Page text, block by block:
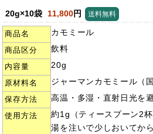
20g×10袋 11,800円 送料無料
商品名 カモミール
商品区分 飲料
内容量 20g
原材料名 ジャーマンカモミール（国
保存方法 高温・多湿・直射日光を
使用方法
約1g（ティースプーン2
湯を注いで少しおいてか